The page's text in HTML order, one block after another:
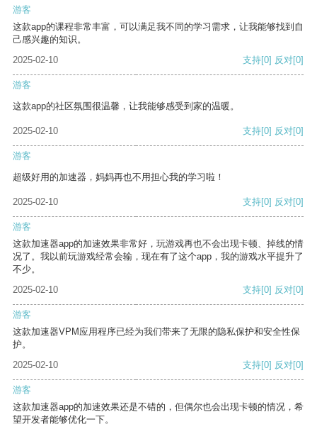
游客
这款app的课程非常丰富，可以满足我不同的学习需求，让我能够找到自
己感兴趣的知识。
2025-02-10
支持[0] 反对[0]
游客
这款app的社区氛围很温馨，让我能够感受到家的温暖。
2025-02-10 支持[0] 反对[0]
游客
超级好用的加速器，妈妈再也不用担心我的学习啦！
2025-02-10 支持[0] 反对[0]
游客
这款加速器app的加速效果非常好，玩游戏再也不会出现卡顿、掉线的情
况了。我以前玩游戏经常会输，现在有了这个app，我的游戏水平提升了
不少。
2025-02-10
支持[0] 反对[0]
游客
这款加速器VPM应用程序已经为我们带来了无限的隐私保护和安全性保
护。
2025-02-10
支持[0] 反对[0]
游客
这款加速器app的加速效果还是不错的，但偶尔也会出现卡顿的情况，希
望开发者能够优化一下。